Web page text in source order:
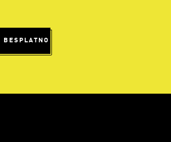
BESPLATNO